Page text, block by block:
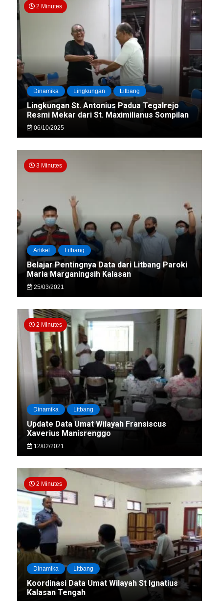
2 Minutes
Dinamika Lingkungan Litbang
Lingkungan St. Antonius Padua Tegalrejo
Resmi Mekar dari St. Maximilianus Sompilan
06/10/2025
3 Minutes
Artikel Litbang
Belajar Pentingnya Data dari Litbang Paroki
Maria Marganingsih Kalasan
25/03/2021
2 Minutes
Dinamika Litbang
Update Data Umat Wilayah Fransiscus
Xaverius Manisrenggo
12/02/2021
2 Minutes
Dinamika Litbang
Koordinasi Data Umat Wilayah St Ignatius
Kalasan Tengah